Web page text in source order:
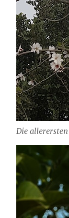
Die